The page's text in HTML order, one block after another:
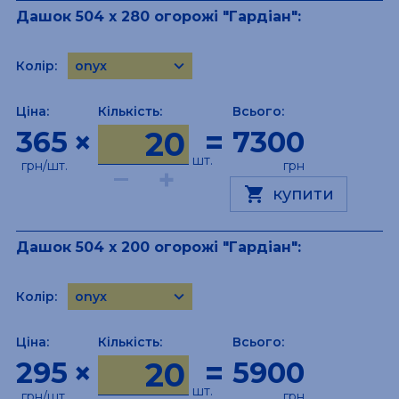
Дашок 504 х 280 огорожі "Гардіан":
Колір: keyboard_arrow_down
onyx
onyx-black
bronze
Ціна:
365
грн/шт.
×
Кількість:
шт.
– +
=
Всього:
7300
грн
shopping_cart купити
Дашок 504 х 200 огорожі "Гардіан":
Колір: keyboard_arrow_down
onyx
onyx-black
bronze
Ціна:
295 ×
Кількість:
шт.=
Всього:
5900